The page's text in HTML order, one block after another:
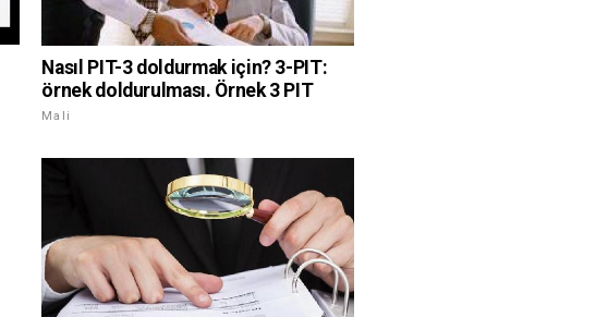
Nasıl PIT-3 doldurmak için? 3-PIT:
örnek doldurulması. Örnek 3 PIT
Mali